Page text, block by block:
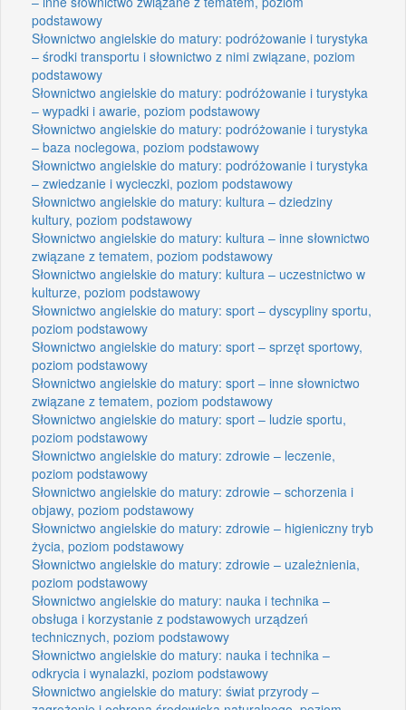
podstawowy
Słownictwo angielskie do matury: podróżowanie i turystyka
– środki transportu i słownictwo z nimi związane, poziom
podstawowy
Słownictwo angielskie do matury: podróżowanie i turystyka
– wypadki i awarie, poziom podstawowy
Słownictwo angielskie do matury: podróżowanie i turystyka
– baza noclegowa, poziom podstawowy
Słownictwo angielskie do matury: podróżowanie i turystyka
– zwiedzanie i wycieczki, poziom podstawowy
Słownictwo angielskie do matury: kultura – dziedziny
kultury, poziom podstawowy
Słownictwo angielskie do matury: kultura – inne słownictwo
związane z tematem, poziom podstawowy
Słownictwo angielskie do matury: kultura – uczestnictwo w
kulturze, poziom podstawowy
Słownictwo angielskie do matury: sport – dyscypliny sportu,
poziom podstawowy
Słownictwo angielskie do matury: sport – sprzęt sportowy,
poziom podstawowy
Słownictwo angielskie do matury: sport – inne słownictwo
związane z tematem, poziom podstawowy
Słownictwo angielskie do matury: sport – ludzie sportu,
poziom podstawowy
Słownictwo angielskie do matury: zdrowie – leczenie,
poziom podstawowy
Słownictwo angielskie do matury: zdrowie – schorzenia i
objawy, poziom podstawowy
Słownictwo angielskie do matury: zdrowie – higieniczny tryb
życia, poziom podstawowy
Słownictwo angielskie do matury: zdrowie – uzależnienia,
poziom podstawowy
Słownictwo angielskie do matury: nauka i technika –
obsługa i korzystanie z podstawowych urządzeń
technicznych, poziom podstawowy
Słownictwo angielskie do matury: nauka i technika –
odkrycia i wynalazki, poziom podstawowy
Słownictwo angielskie do matury: świat przyrody –